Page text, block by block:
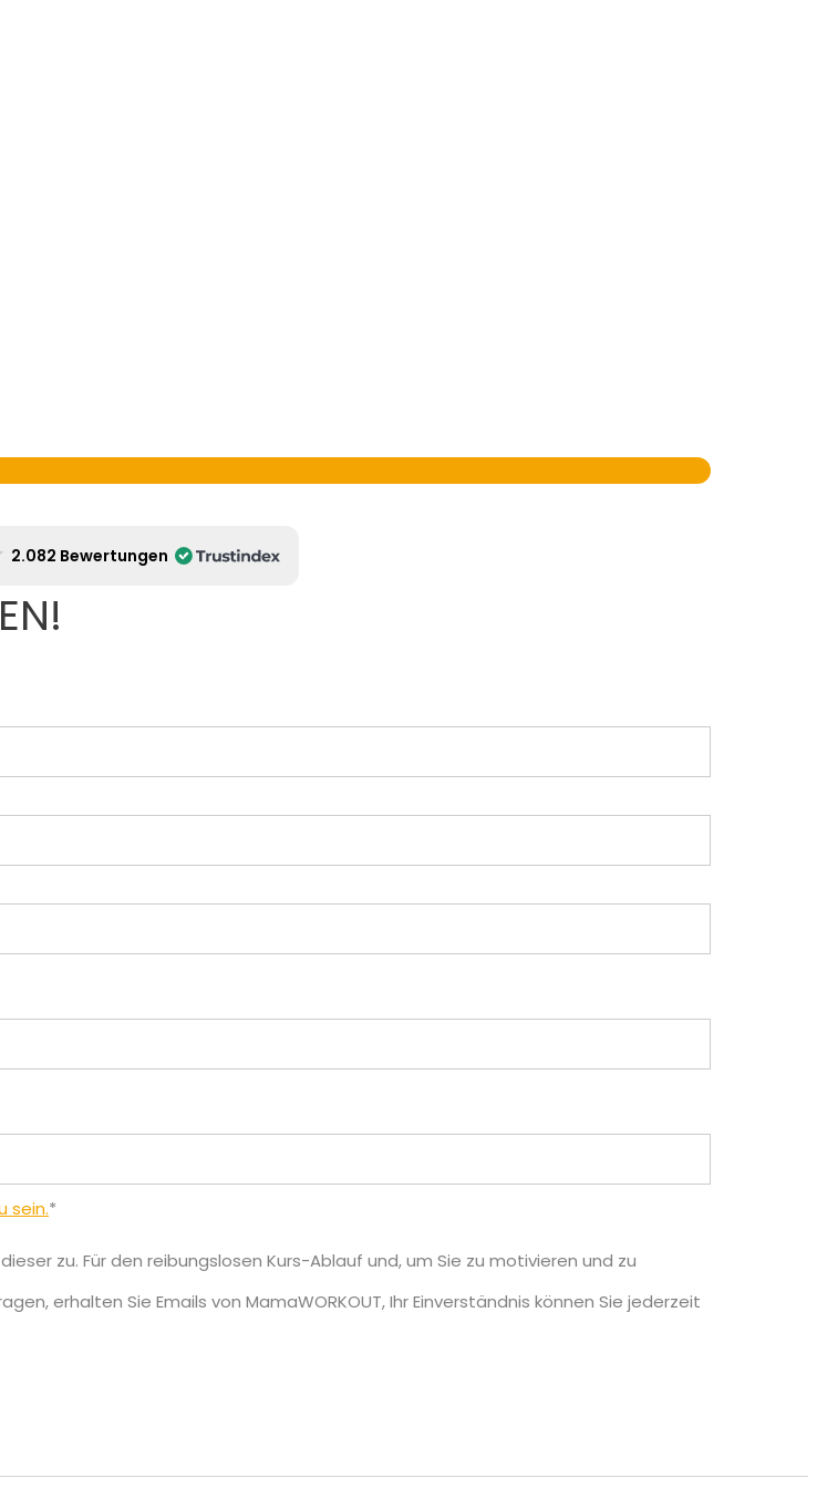
2.082 Bewertungen
sein.*
zu. Für den reibungslosen Kurs-Ablauf und, um Sie zu motivieren und zu
erhalten Sie Emails von MamaWORKOUT, Ihr Einverständnis können Sie jederzeit